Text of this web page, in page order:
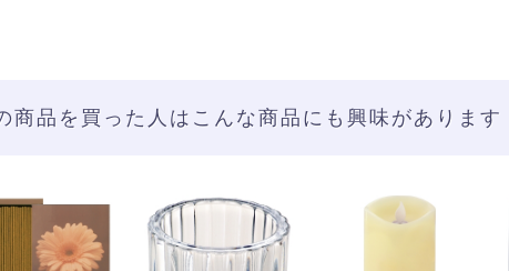
商品を買った人はこんな商品にも興味があります